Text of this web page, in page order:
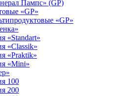
Пампс» (GP)
«GP»
«GP»
«Standart»
«Classik»
«Praktik»
«Mini»
100
200